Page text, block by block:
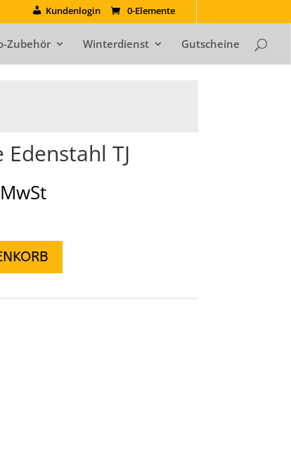
Kundenlogin 0-Elemente
Zubehör Winterdienst Gutscheine
TJ